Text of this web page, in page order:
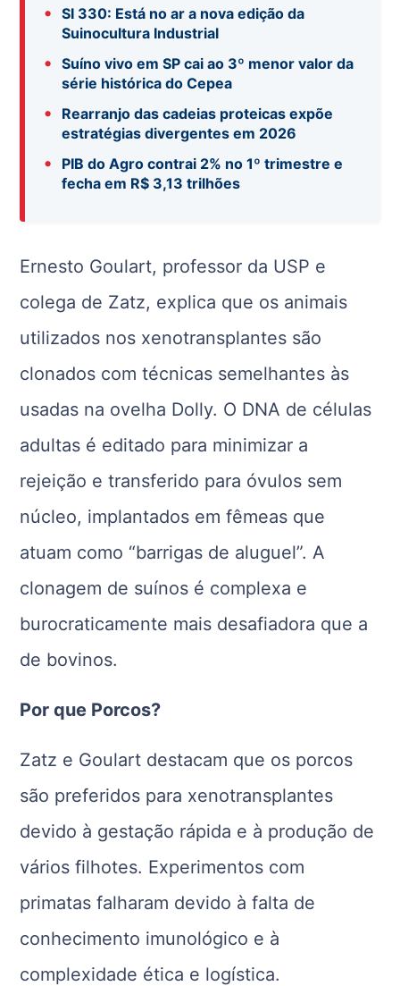
•
SI 330: Está no ar a nova edição da
Suinocultura Industrial
•
Suíno vivo em SP cai ao 3º menor valor da
série histórica do Cepea
•
Rearranjo das cadeias proteicas expõe
estratégias divergentes em 2026
•
PIB do Agro contrai 2% no 1º trimestre e
fecha em R$ 3,13 trilhões
Ernesto Goulart, professor da USP e
colega de Zatz, explica que os animais
utilizados nos xenotransplantes são
clonados com técnicas semelhantes às
usadas na ovelha Dolly. O DNA de células
adultas é editado para minimizar a
rejeição e transferido para óvulos sem
núcleo, implantados em fêmeas que
atuam como “barrigas de aluguel”. A
clonagem de suínos é complexa e
burocraticamente mais desafiadora que a
de bovinos.
Por que Porcos?
Zatz e Goulart destacam que os porcos
são preferidos para xenotransplantes
devido à gestação rápida e à produção de
vários filhotes. Experimentos com
primatas falharam devido à falta de
conhecimento imunológico e à
complexidade ética e logística.